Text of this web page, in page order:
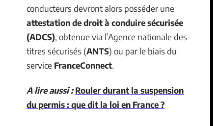
conducteurs devront alors posséder une
attestation de droit à conduire sécurisée
(ADCS), obtenue via l’Agence nationale des
titres sécurisés (ANTS) ou par le biais du
service FranceConnect.
A lire aussi : Rouler durant la suspension
du permis : que dit la loi en France ?